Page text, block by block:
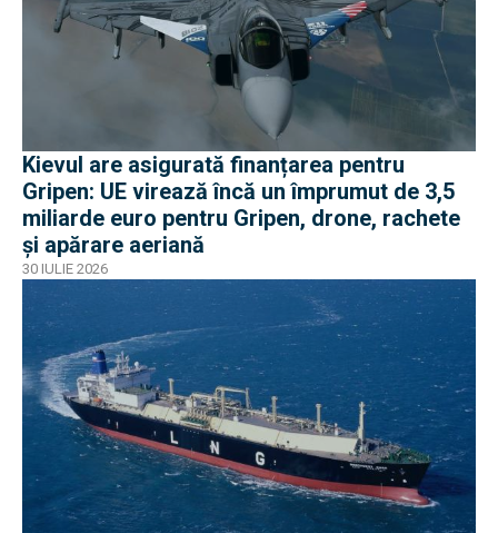
Kievul are asigurată finanțarea pentru
Gripen: UE virează încă un împrumut de 3,5
miliarde euro pentru Gripen, drone, rachete
și apărare aeriană
30 IULIE 2026